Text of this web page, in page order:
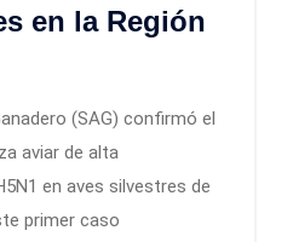
en la Región
(SAG) confirmó el
aviar de alta
en aves silvestres de
primer caso